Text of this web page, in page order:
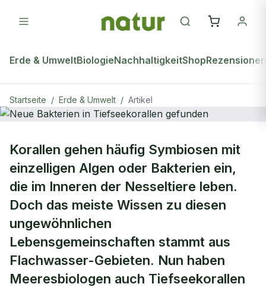
Erde & UmweltBiologieNachhaltigkeitShopRezensionen
Startseite / Erde & Umwelt / Artikel
Neue Bakterien in Tiefseekorallen
gefunden
Korallen gehen häufig Symbiosen mit
einzelligen Algen oder Bakterien ein,
die im Inneren der Nesseltiere leben.
Doch das meiste Wissen zu diesen
ungewöhnlichen
Lebensgemeinschaften stammt aus
Flachwasser-Gebieten. Nun haben
Meeresbiologen auch Tiefseekorallen